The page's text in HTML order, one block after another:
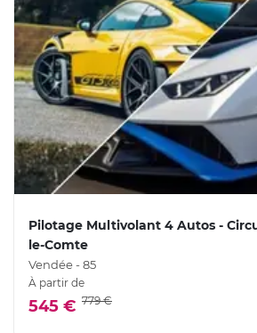
Pilotage Multivolant 4 Autos -
le-Comte
Vendée - 85
À partir de
545 € 779 €